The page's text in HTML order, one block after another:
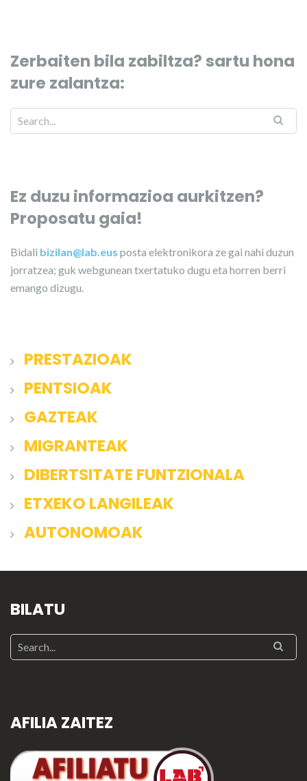
Zerbaiten bila zabiltza? sartu hona
zure zalantza:
Ez duzu informazioa aurkitzen?
Proposatu gaia!
Bidali bizilan@lab.eus posta elektronikora ze gai nahi duzun
jorratzea; guk webgunean txertatuko dugu eta horren berri
emango dizugu.
PRESTAZIOAK
PENTSIOAK
GAZTEAK
MIGRANTEAK
DIBERTSITATE FUNTZIONALA
ETXEKO LANGILEAK
AUTONOMOAK
BILATU
AFILIA ZAITEZ